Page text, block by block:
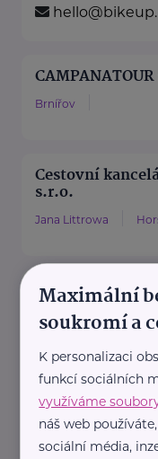
Brnířov
Cestovní
s.r.o.
Jana Littrowa
Cestovní
Druztová
Cestuj s dětmi
Rybná 716/24
Největší portál
Maximální
soukromí a
K personalizaci
funkcí sociálních
využíváme
náš web
sociální média,